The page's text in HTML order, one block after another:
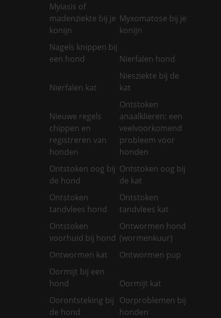
Myiasis of
madenziekte bij je
konijn
Myxomatose bij je
konijn
Nagels knippen bij
een hond
Nierfalen hond
Nierfalen kat
Niesziekte bij de
kat
Nieuwe regels
chippen en
registreren van
honden
Ontstoken
anaalklieren: een
veelvoorkomend
probleem voor
honden
Ontstoken oog bij
de hond
Ontstoken oog bij
de kat
Ontstoken
tandvlees hond
Ontstoken
tandvlees kat
Ontstoken
voorhuid bij hond
Ontwormen hond
(wormenkuur)
Ontwormen kat
Ontwormen pup
Oormijt bij een
hond
Oormijt kat
Oorontsteking bij
de hond
Oorproblemen bij
honden